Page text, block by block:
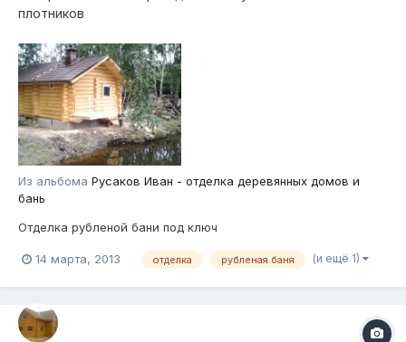
плотников
Из альбома Русаков Иван - отделка деревянных домов и
бань
Отделка рубленой бани под ключ
14 марта, 2013 отделка рубленая баня (и ещё 1)